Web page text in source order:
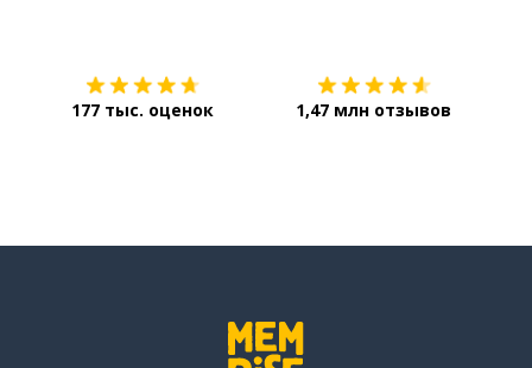
177 тыс. оценок 1,47 млн отзывов